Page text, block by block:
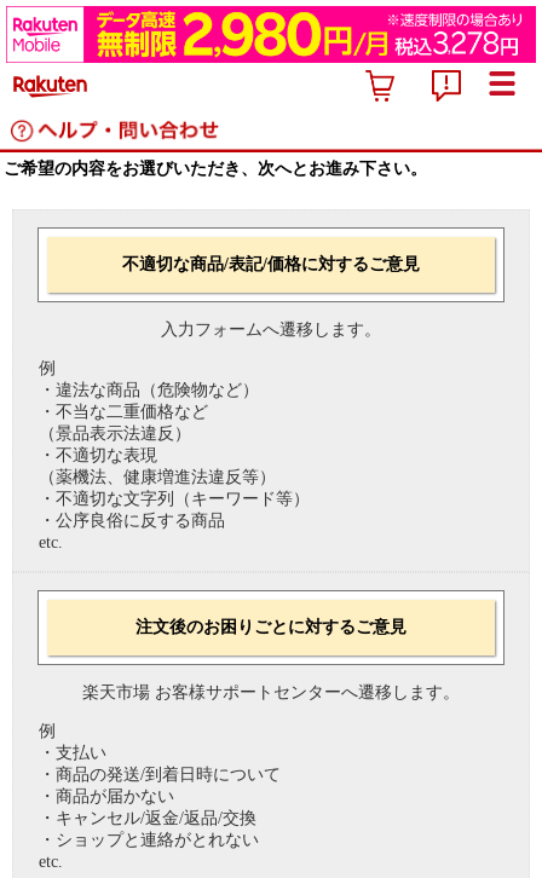
ご希望の内容をお選びいただき、次へとお進み下さい。
不適切な商品/表記/価格に対するご意見
入力フォームへ遷移します。
例
・違法な商品（危険物など）
・不当な二重価格など
（景品表示法違反）
・不適切な表現
（薬機法、健康増進法違反等）
・不適切な文字列（キーワード等）
・公序良俗に反する商品
etc.
注文後のお困りごとに対するご意見
楽天市場 お客様サポートセンターへ遷移します。
例
・支払い
・商品の発送/到着日時について
・商品が届かない
・キャンセル/返金/返品/交換
・ショップと連絡がとれない
etc.